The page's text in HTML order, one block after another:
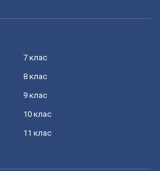
7 клас
8 клас
9 клас
10 клас
11 клас